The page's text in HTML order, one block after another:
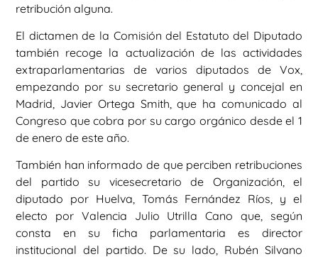
retribución alguna.
El dictamen de la Comisión del Estatuto del Diputado
también recoge la actualización de las actividades
extraparlamentarias de varios diputados de Vox,
empezando por su secretario general y concejal en
Madrid, Javier Ortega Smith, que ha comunicado al
Congreso que cobra por su cargo orgánico desde el 1
de enero de este año.
También han informado de que perciben retribuciones
del partido su vicesecretario de Organización, el
diputado por Huelva, Tomás Fernández Ríos, y el
electo por Valencia Julio Utrilla Cano que, según
consta en su ficha parlamentaria es director
institucional del partido. De su lado, Rubén Silvano